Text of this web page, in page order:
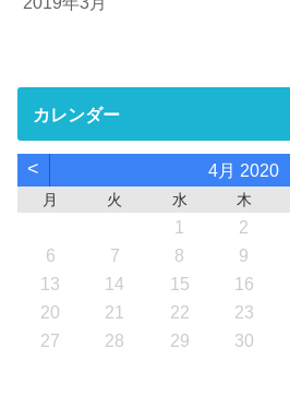
カレンダー
< 4月 2020
月 火 水 木
1 2
6
7 8 9
13
14 15 16
20
21 22 23
27
28 29 30